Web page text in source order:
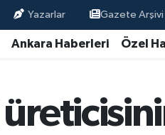
Yazarlar Gazete Arşivi
Ankara Haberleri Özel